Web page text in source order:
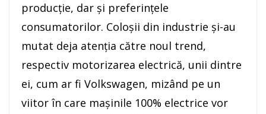
producţie, dar şi preferinţele
consumatorilor. Coloşii din industrie şi-au
mutat deja atenţia către noul trend,
respectiv motorizarea electrică, unii dintre
ei, cum ar fi Volkswagen, mizând pe un
viitor în care maşinile 100% electrice vor